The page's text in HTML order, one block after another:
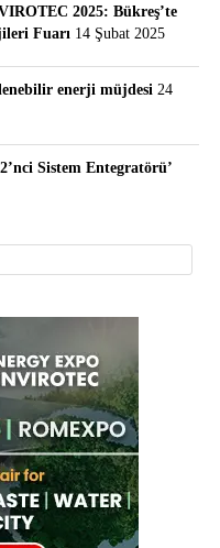
2025: Bükreş’te
Fuarı 14 Şubat 2025
enerji müjdesi 24
Sistem Entegratörü’